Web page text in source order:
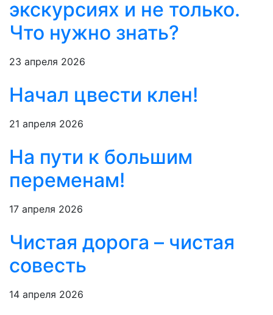
экскурсиях и не только.
Что нужно знать?
23 апреля 2026
Начал цвести клен!
21 апреля 2026
На пути к большим
переменам!
17 апреля 2026
Чистая дорога – чистая
совесть
14 апреля 2026